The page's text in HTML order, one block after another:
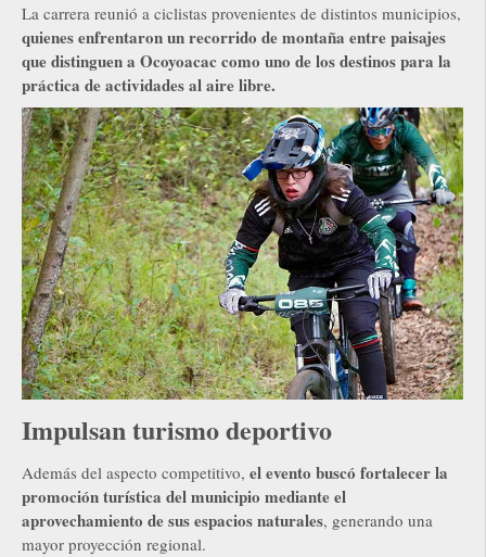
La carrera reunió a ciclistas provenientes de distintos municipios,
quienes enfrentaron un recorrido de montaña entre paisajes
que distinguen a Ocoyoacac como uno de los destinos para la
práctica de actividades al aire libre.
Impulsan turismo deportivo
Además del aspecto competitivo, el evento buscó fortalecer la
promoción turística del municipio mediante el
aprovechamiento de sus espacios naturales, generando una
mayor proyección regional.